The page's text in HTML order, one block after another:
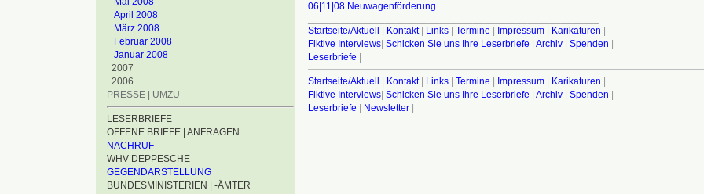
April 2008
März 2008
Februar 2008
Januar 2008
2007
2006
PRESSE | UMZU
LESERBRIEFE
OFFENE BRIEFE | ANFRAGEN
NACHRUF
WHV DEPPESCHE
GEGENDARSTELLUNG
BUNDESMINISTERIEN | -ÄMTER
06|11|08 Neuwagenförderung
Startseite/Aktuell | Kontakt| Links| Termine | Impressum| Karikaturen |
Fiktive Interviews| Schicken Sie uns Ihre Leserbriefe | Archiv| Spenden |
Leserbriefe |
Startseite/Aktuell | Kontakt| Links| Termine | Impressum| Karikaturen |
Fiktive Interviews| Schicken Sie uns Ihre Leserbriefe | Archiv| Spenden |
Leserbriefe | Newsletter|